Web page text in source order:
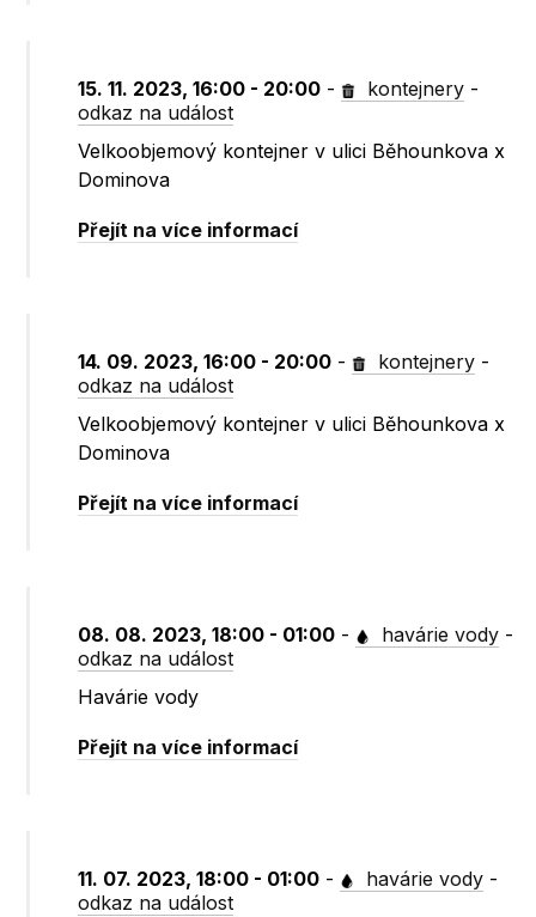
15. 11. 2023, 16:00 - 20:00 - kontejnery -
odkaz na událost
Velkoobjemový kontejner v ulici Běhounkova x
Dominova
Přejít na více informací
14. 09. 2023, 16:00 - 20:00 - kontejnery -
odkaz na událost
Velkoobjemový kontejner v ulici Běhounkova x
Dominova
Přejít na více informací
08. 08. 2023, 18:00 - 01:00 - havárie vody -
odkaz na událost
Havárie vody
Přejít na více informací
11. 07. 2023, 18:00 - 01:00 - havárie vody -
odkaz na událost